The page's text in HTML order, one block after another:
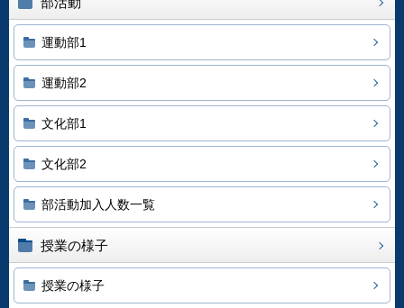
運動部1
運動部2
文化部1
文化部2
部活動加入人数一覧
授業の様子
授業の様子